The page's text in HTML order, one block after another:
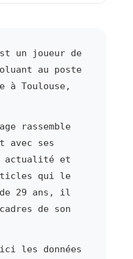
un joueur de
au poste
à Toulouse,
rassemble
avec ses
actualité et
qui le
de 29 ans, il
de son
les données